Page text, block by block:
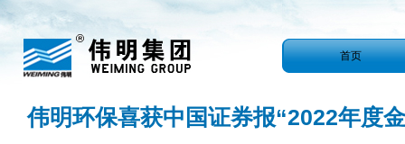
首页
伟明环保喜获中国证券报“2022年度